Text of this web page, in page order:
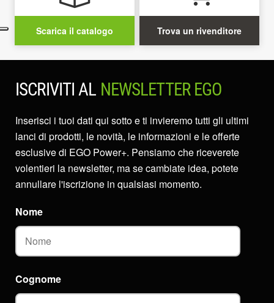
Scarica il catalogo Trova un rivenditore
ISCRIVITI AL NEWSLETTER EGO
Inserisci i tuoi dati qui sotto e ti invieremo tutti gli ultimi
lanci di prodotti, le novità, le informazioni e le offerte
esclusive di EGO Power+. Pensiamo che riceverete
volentieri la newsletter, ma se cambiate idea, potete
annullare l'iscrizione in qualsiasi momento.
Nome
Cognome